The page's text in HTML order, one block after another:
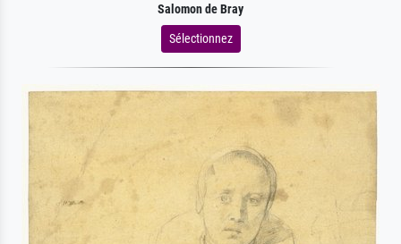
Salomon de Bray
Sélectionnez